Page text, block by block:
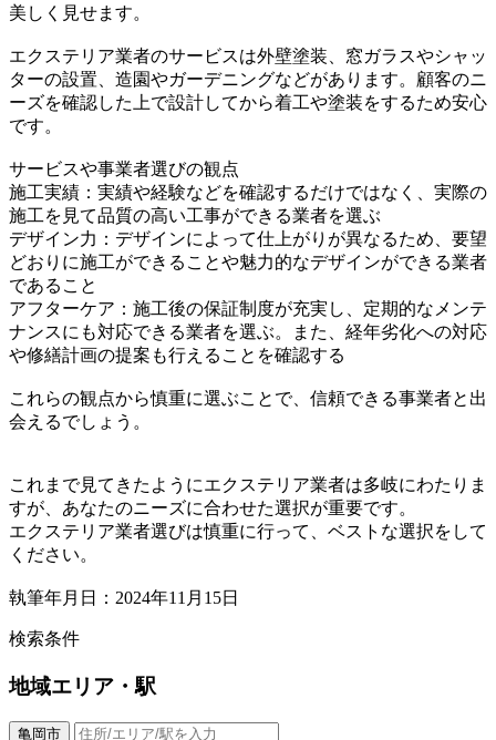
美しく見せます。
エクステリア業者のサービスは外壁塗装、窓ガラスやシャッ
ターの設置、造園やガーデニングなどがあります。顧客のニ
ーズを確認した上で設計してから着工や塗装をするため安心
です。
サービスや事業者選びの観点
施工実績：実績や経験などを確認するだけではなく、実際の
施工を見て品質の高い工事ができる業者を選ぶ
デザイン力：デザインによって仕上がりが異なるため、要望
どおりに施工ができることや魅力的なデザインができる業者
であること
アフターケア：施工後の保証制度が充実し、定期的なメンテ
ナンスにも対応できる業者を選ぶ。また、経年劣化への対応
や修繕計画の提案も行えることを確認する
これらの観点から慎重に選ぶことで、信頼できる事業者と出
会えるでしょう。
これまで見てきたようにエクステリア業者は多岐にわたりま
すが、あなたのニーズに合わせた選択が重要です。
エクステリア業者選びは慎重に行って、ベストな選択をして
ください。
執筆年月日：2024年11月15日
検索条件
地域エリア・駅
亀岡市